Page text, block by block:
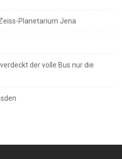
Planetarium Jena
der volle Bus nur die